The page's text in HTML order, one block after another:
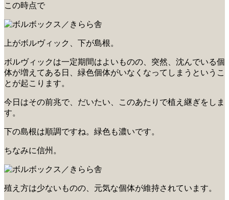
この時点で
上がボルヴィック、下が島根。
ボルヴィックは一定期間はよいものの、突然、沈んでいる個
体が増えてある日、緑色個体がいなくなってしまうというこ
とが起こります。
今日はその前兆で、だいたい、このあたりで植え継ぎをしま
す。
下の島根は順調ですね。緑色も濃いです。
ちなみに信州。
殖え方は少ないものの、元気な個体が維持されています。